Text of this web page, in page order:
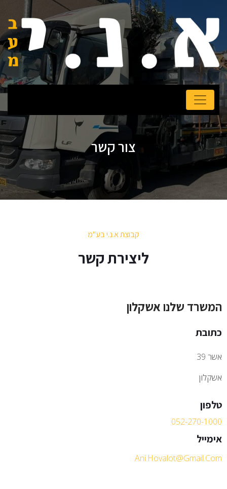
צור קשר
קבוצת א.נ.י בע''מ
ליצירת קשר
המשרד שלנו אשקלון
כתובת
אשר 39
אשקלון
טלפון
052-270-1000
אימייל
Ani.Hovalot@Gmail.Com